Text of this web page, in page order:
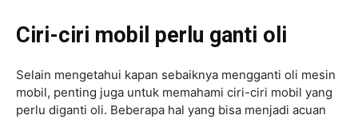
Ciri-ciri mobil perlu ganti oli
Selain mengetahui kapan sebaiknya mengganti oli mesin
mobil, penting juga untuk memahami ciri-ciri mobil yang
perlu diganti oli. Beberapa hal yang bisa menjadi acuan